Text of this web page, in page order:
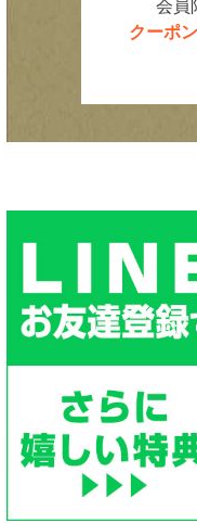
会員
クーポ